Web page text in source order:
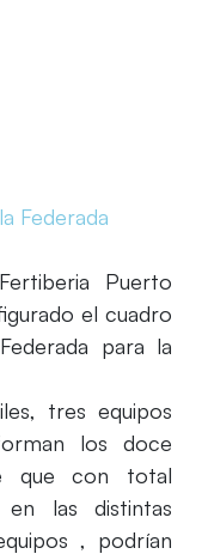
Puerto
el cuadro
para la
tres equipos
los doce
que con total
las distintas
, podrían